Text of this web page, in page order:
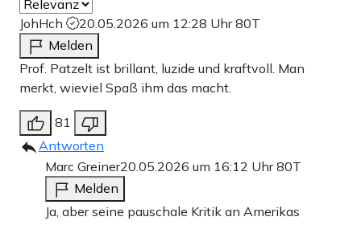
JohHch 20.05.2026 um 12:28 Uhr80T
Melden
Prof. Patzelt ist brillant, luzide und kraftvoll. Man
merkt, wieviel Spaß ihm das macht.
81
Antworten
Marc Greiner20.05.2026 um 16:12 Uhr80T
Melden
Ja, aber seine pauschale Kritik an Amerikas